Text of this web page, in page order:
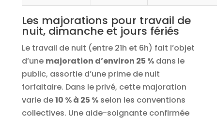
Les majorations pour travail de
nuit, dimanche et jours fériés
Le travail de nuit (entre 21h et 6h) fait l’objet
d’une majoration d’environ 25 %dans le
public, assortie d’une prime de nuit
forfaitaire. Dans le privé, cette majoration
varie de10 % à 25 %selon les conventions
collectives. Une aide-soignante confirmée